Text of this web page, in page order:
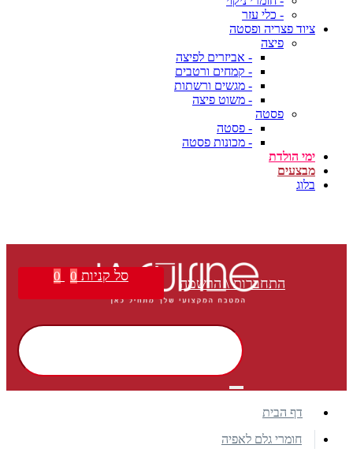
- כלי עזר
ציוד פצריה ופסטה
פיצה
- אביזרים לפיצה
- קמחים ורטבים
- מגשים ורשתות
- משוט פיצה
פסטה
- פסטה
- מכונות פסטה
ימי הולדת
מבצעים
בלוג
התחברות \ הרשמה סל קניות 0
0
דף הבית
חומרי גלם לאפיה